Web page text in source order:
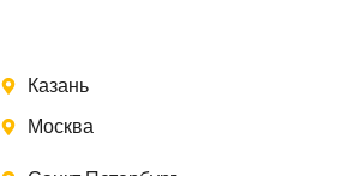
Казань
Москва